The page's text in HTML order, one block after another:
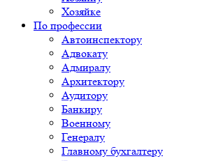
Хозяйке
По профессии
Автоинспектору
Адвокату
Адмиралу
Архитектору
Аудитору
Банкиру
Военному
Генералу
Главному бухгалтеру